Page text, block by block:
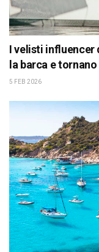
I velisti influencer
la barca e
5 FEB 2026